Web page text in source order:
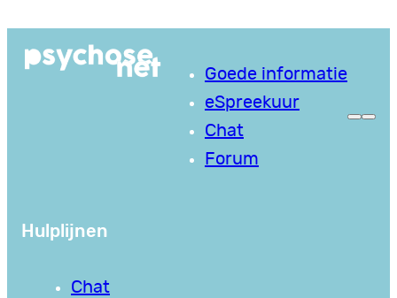
naar
Goede informatie
eSpreekuur
Chat
Forum
Hulplijnen
Chat